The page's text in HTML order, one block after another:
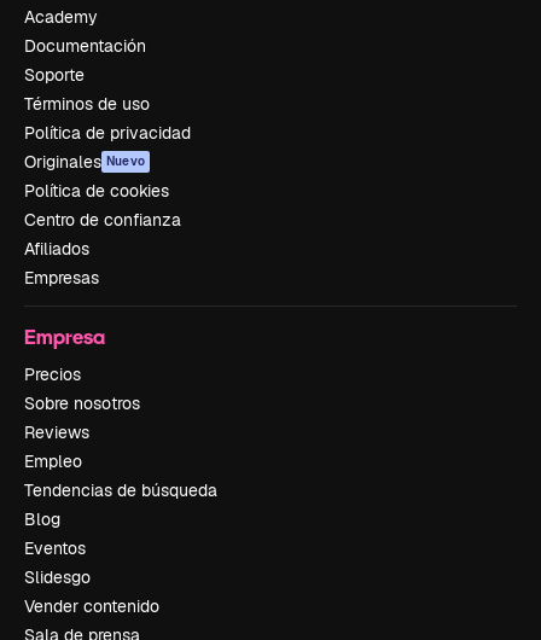
Academy
Documentación
Soporte
Términos de uso
Política de privacidad
Originales Nuevo
Política de cookies
Centro de confianza
Afiliados
Empresas
Empresa
Precios
Sobre nosotros
Reviews
Empleo
Tendencias de búsqueda
Blog
Eventos
Slidesgo
Vender contenido
Sala de prensa